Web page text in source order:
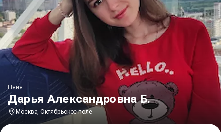
Дарья Александровна Б.
Няня
Москва, Октябрьское поле